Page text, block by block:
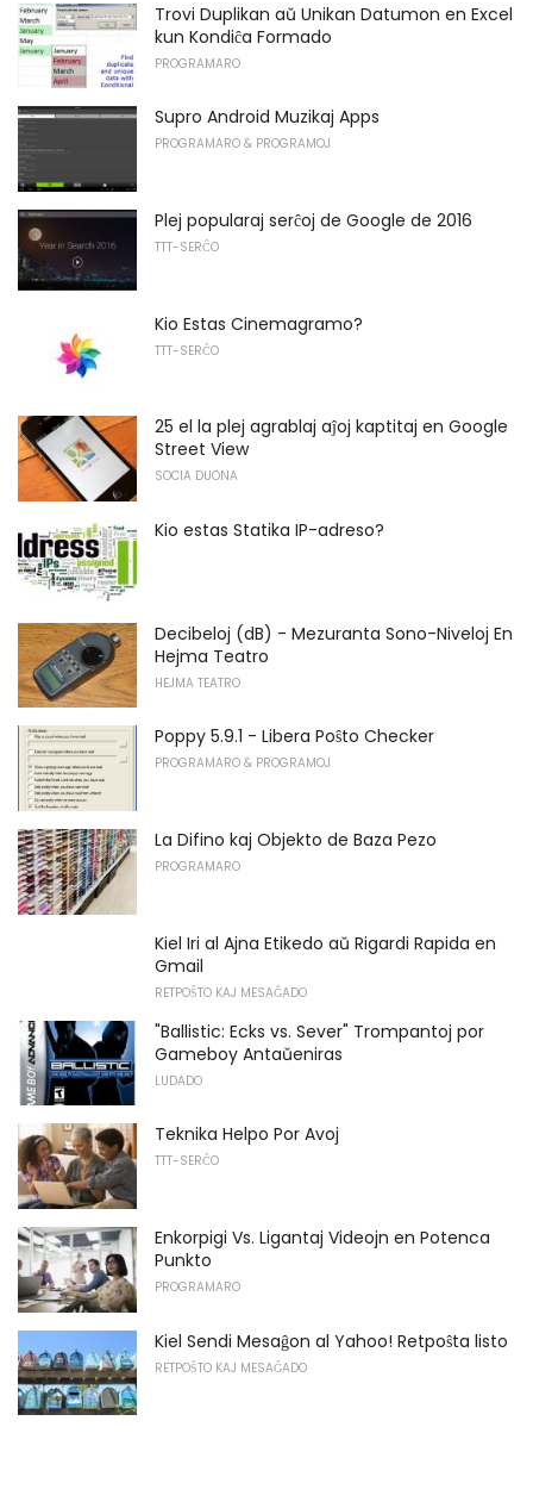
Trovi Duplikan aŭ Unikan Datumon en Excel
kun Kondiĉa Formado
PROGRAMARO
Supro Android Muzikaj Apps
PROGRAMARO & PROGRAMOJ
Plej popularaj serĉoj de Google de 2016
TTT-SERĈO
Kio Estas Cinemagramo?
TTT-SERĈO
25 el la plej agrablaj aĵoj kaptitaj en Google
Street View
SOCIA DUONA
Kio estas Statika IP-adreso?
Decibeloj (dB) - Mezuranta Sono-Niveloj En
Hejma Teatro
HEJMA TEATRO
Poppy 5.9.1 - Libera Poŝto Checker
PROGRAMARO & PROGRAMOJ
La Difino kaj Objekto de Baza Pezo
PROGRAMARO
Kiel Iri al Ajna Etikedo aŭ Rigardi Rapida en
Gmail
RETPOŜTO KAJ MESAĜADO
"Ballistic: Ecks vs. Sever" Trompantoj por
Gameboy Antaŭeniras
LUDADO
Teknika Helpo Por Avoj
TTT-SERĈO
Enkorpigi Vs. Ligantaj Videojn en Potenca
Punkto
PROGRAMARO
Kiel Sendi Mesaĝon al Yahoo! Retpoŝta listo
RETPOŜTO KAJ MESAĜADO